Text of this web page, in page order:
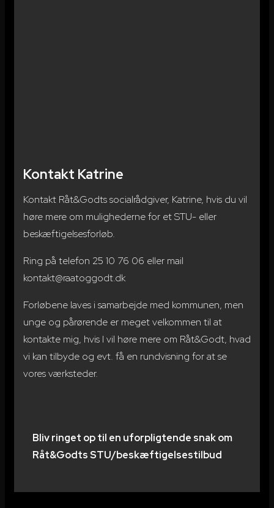
Kontakt Katrine
Kontakt Råt&Godts socialrådgiver, Katrine, hvis du vil
høre mere om mulighederne for et STU- eller
beskæftigelsesforløb.
Ring på telefon 25 10 76 06 eller mail
kontakt@raatoggodt.dk
Forløbene laves i samarbejde med kommunen, men
unge og pårørende er meget velkommen til at
kontakte mig, hvis I vil høre mere om Råt&Godt, hvad
vi kan tilbyde og evt. få en rundvisning for at se
vores værksteder.
Bliv ringet op til en uforpligtende snak om
Råt&Godts STU/beskæftigelsestilbud